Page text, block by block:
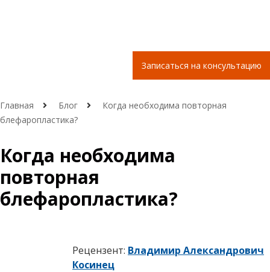
Записаться на консультацию
Главная Блог
Когда необходима повторная
блефаропластика?
Когда необходима
повторная
блефаропластика?
Рецензент: Владимир Александрович
Косинец